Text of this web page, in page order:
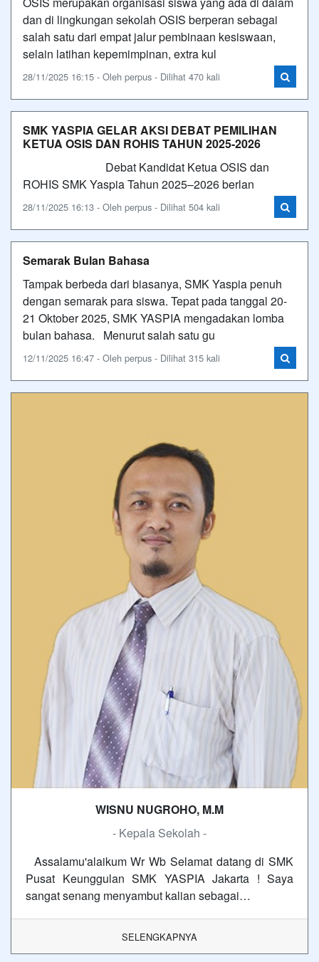
dan di lingkungan sekolah OSIS berperan sebagai
salah satu dari empat jalur pembinaan kesiswaan,
selain latihan kepemimpinan, extra kul
28/11/2025 16:15 - Oleh perpus - Dilihat 470 kali
SMK YASPIA GELAR AKSI DEBAT PEMILIHAN
KETUA OSIS DAN ROHIS TAHUN 2025-2026
Debat Kandidat Ketua OSIS dan
ROHIS SMK Yaspia Tahun 2025–2026 berlan
28/11/2025 16:13 - Oleh perpus - Dilihat 504 kali
Semarak Bulan Bahasa
Tampak berbeda dari biasanya, SMK Yaspia penuh
dengan semarak para siswa. Tepat pada tanggal 20-
21 Oktober 2025, SMK YASPIA mengadakan lomba
bulan bahasa. Menurut salah satu gu
12/11/2025 16:47 - Oleh perpus - Dilihat 315 kali
WISNU NUGROHO, M.M
- Kepala Sekolah -
Assalamu'alaikum Wr Wb Selamat datang di SMK
Pusat Keunggulan SMK YASPIA Jakarta ! Saya
sangat senang menyambut kalian sebagai…
SELENGKAPNYA